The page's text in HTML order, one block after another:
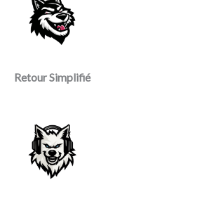
Retour Simplifié